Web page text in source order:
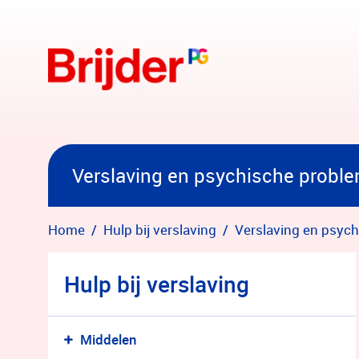
Verslaving en psychische
Home Hulp bij verslaving Verslaving en
Hulp bij verslaving
Middelen